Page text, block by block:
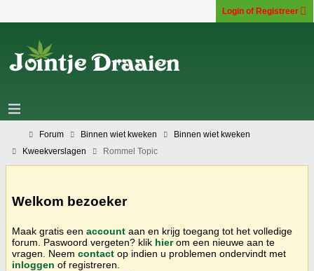
Login of Registreer
Forum Binnen wiet kweken
Binnen wiet kweken
Kweekverslagen
Rommel Topic
Welkom bezoeker
Maak gratis een account aan en krijg toegang tot het volledige
forum. Paswoord vergeten? klik hierom een nieuwe aan te
vragen. Neem contact op indien u problemen ondervindt met
inloggen of registreren.